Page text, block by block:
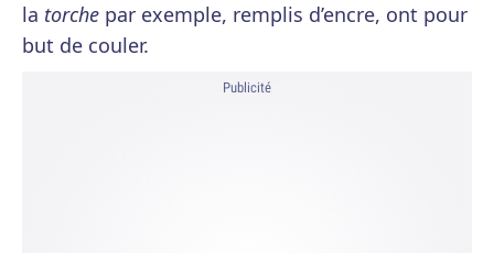
la torche par exemple, remplis d’encre, ont pour
but de couler.
Publicité